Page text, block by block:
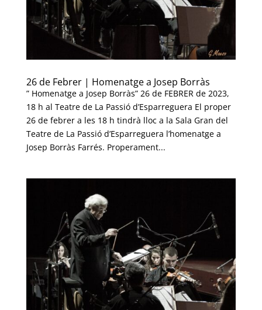
26 de Febrer | Homenatge a Josep Borràs
” Homenatge a Josep Borràs” 26 de FEBRER de 2023,
18 h al Teatre de La Passió d’Esparreguera El proper
26 de febrer a les 18 h tindrà lloc a la Sala Gran del
Teatre de La Passió d’Esparreguera l’homenatge a
Josep Borràs Farrés. Properament...